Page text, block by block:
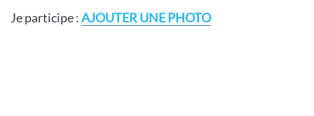
Je participe :AJOUTER UNE PHOTO